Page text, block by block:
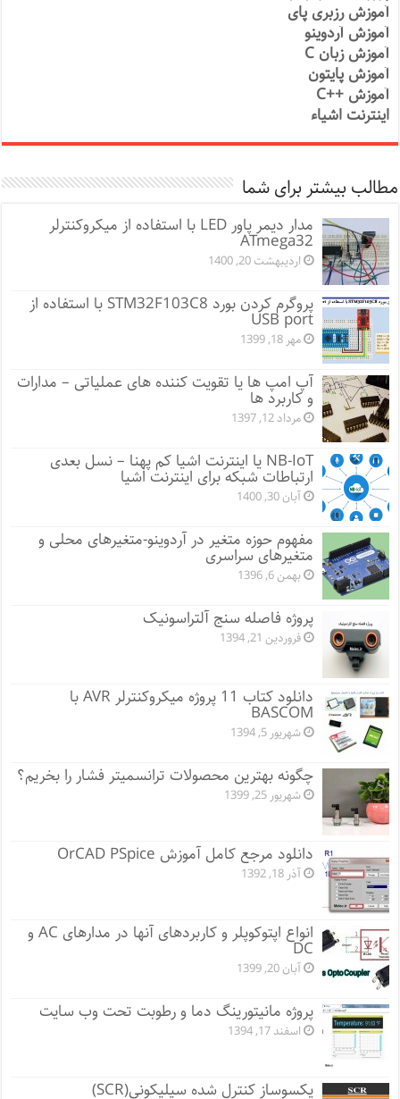
آموزش رزبری پای
آموزش آردوینو
آموزش زبان C
آموزش پایتون
آموزش ++C
اینترنت اشیاء
مطالب بیشتر برای شما
مدار دیمر پاور LED با استفاده از میکروکنترلر
ATmega32
اردیبهشت 20, 1400
پروگرم کردن بورد STM32F103C8 با استفاده از
USB port
مهر 18, 1399
آپ امپ ها یا تقویت کننده های عملیاتی – مدارات
و کاربرد ها
مرداد 12, 1397
NB-IoT یا اینترنت اشیا کم پهنا – نسل بعدی
ارتباطات شبکه برای اینترنت اشیا
آبان 30, 1400
مفهوم حوزه متغیر در آردوینو-متغیرهای محلی و
متغیرهای سراسری
بهمن 6, 1396
پروژه فاصله سنج آلتراسونیک
فروردین 21, 1394
دانلود کتاب 11 پروژه میکروکنترلر AVR با
BASCOM
شهریور 5, 1394
چگونه بهترین محصولات ترانسمیتر فشار را بخریم؟
شهریور 25, 1399
دانلود مرجع کامل آموزش OrCAD PSpice
آذر 18, 1392
انواع اپتوکوپلر و کاربردهای آنها در مدارهای AC و
DC
آبان 20, 1399
پروژه مانيتورينگ دما و رطوبت تحت وب سایت
اسفند 17, 1394
یکسوساز کنترل شده سیلیکونی(SCR)